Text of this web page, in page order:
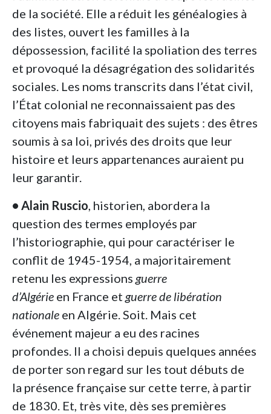
de la société. Elle a réduit les généalogies à
des listes, ouvert les familles à la
dépossession, facilité la spoliation des terres
et provoqué la désagrégation des solidarités
sociales. Les noms transcrits dans l’état civil,
l’État colonial ne reconnaissaient pas des
citoyens mais fabriquait des sujets : des êtres
soumis à sa loi, privés des droits que leur
histoire et leurs appartenances auraient pu
leur garantir.
• Alain Ruscio, historien, abordera la
question des termes employés par
l’historiographie, qui pour caractériser le
conflit de 1945-1954, a majoritairement
retenu les expressions guerre
d’Algérie en France et guerre de libération
nationale en Algérie. Soit. Mais cet
événement majeur a eu des racines
profondes. Il a choisi depuis quelques années
de porter son regard sur les tout débuts de
la présence française sur cette terre, à partir
de 1830. Et, très vite, dès ses premières